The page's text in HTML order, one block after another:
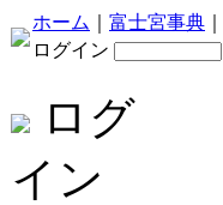
ホーム 富士宮事典
ログイン
ログ
イン